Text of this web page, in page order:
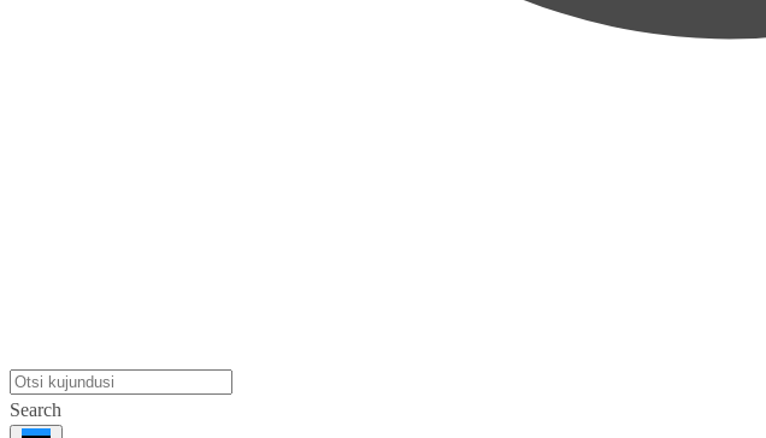
Search